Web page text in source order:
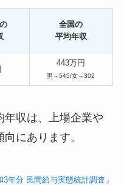
全国の
平均年収
443万円
男→545/女→302
年収は、上場企業や
にあります。
3年分 民間給与実態統計調査 」